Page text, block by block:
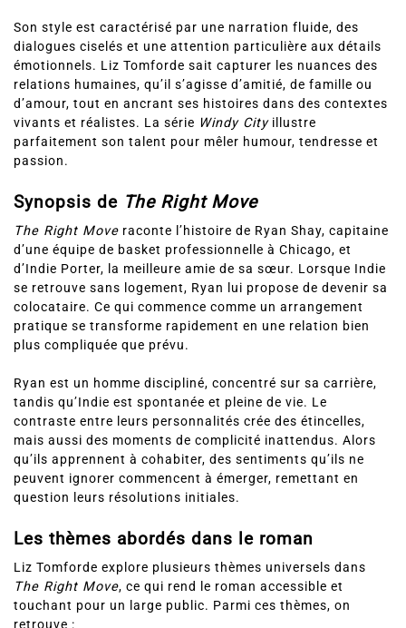
Son style est caractérisé par une narration fluide, des
dialogues ciselés et une attention particulière aux détails
émotionnels. Liz Tomforde sait capturer les nuances des
relations humaines, qu’il s’agisse d’amitié, de famille ou
d’amour, tout en ancrant ses histoires dans des contextes
vivants et réalistes. La sérieWindy Cityillustre
parfaitement son talent pour mêler humour, tendresse et
Synopsis de The Right Move
The Right Move raconte l’histoire de Ryan Shay, capitaine
d’une équipe de basket professionnelle à Chicago, et
d’Indie Porter, la meilleure amie de sa sœur. Lorsque Indie
se retrouve sans logement, Ryan lui propose de devenir sa
colocataire. Ce qui commence comme un arrangement
pratique se transforme rapidement en une relation bien
Ryan est un homme discipliné, concentré sur sa carrière,
tandis qu’Indie est spontanée et pleine de vie. Le
contraste entre leurs personnalités crée des étincelles,
mais aussi des moments de complicité inattendus. Alors
qu’ils apprennent à cohabiter, des sentiments qu’ils ne
peuvent ignorer commencent à émerger, remettant en
Liz Tomforde explore plusieurs thèmes universels dans
The Right Move, ce qui rend le roman accessible et
touchant pour un large public. Parmi ces thèmes, on